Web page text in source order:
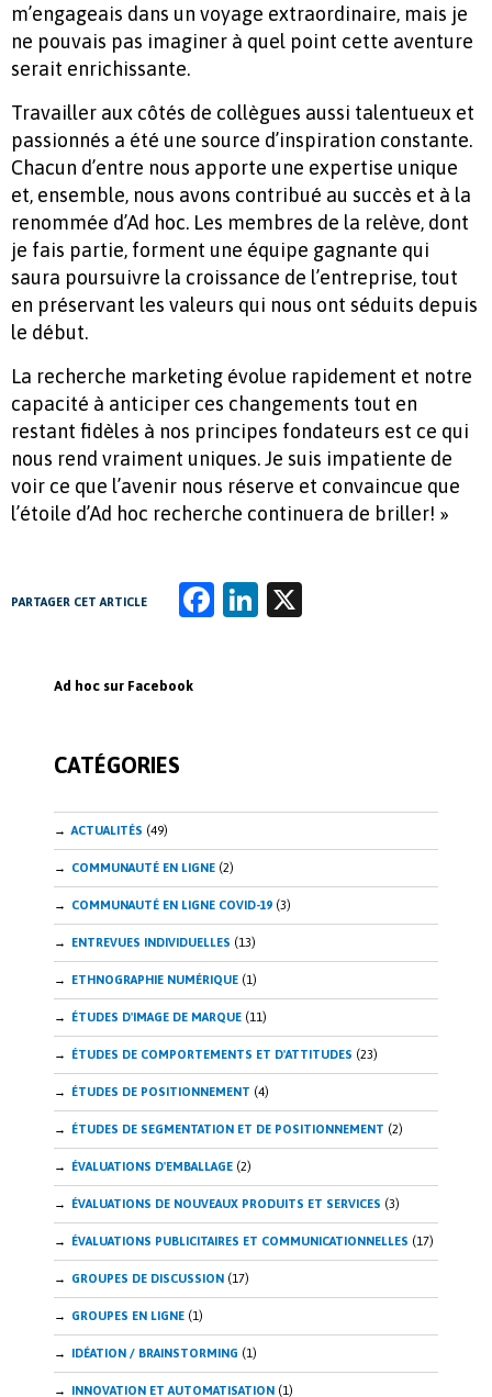
m’engageais dans un voyage extraordinaire, mais je
ne pouvais pas imaginer à quel point cette aventure
serait enrichissante.
Travailler aux côtés de collègues aussi talentueux et
passionnés a été une source d’inspiration constante.
Chacun d’entre nous apporte une expertise unique
et, ensemble, nous avons contribué au succès et à la
renommée d’Ad hoc. Les membres de la relève, dont
je fais partie, forment une équipe gagnante qui
saura poursuivre la croissance de l’entreprise, tout
en préservant les valeurs qui nous ont séduits depuis
le début.
La recherche marketing évolue rapidement et notre
capacité à anticiper ces changements tout en
restant fidèles à nos principes fondateurs est ce qui
nous rend vraiment uniques. Je suis impatiente de
voir ce que l’avenir nous réserve et convaincue que
l’étoile d’Ad hoc recherche continuera de briller! »
PARTAGER CET ARTICLE
Fa Li
Ad hoc sur Facebook
CATÉGORIES
ACTUALITÉS (49)
COMMUNAUTÉ EN LIGNE (2)
COMMUNAUTÉ EN LIGNE COVID-19 (3)
ENTREVUES INDIVIDUELLES (13)
ETHNOGRAPHIE NUMÉRIQUE (1)
ÉTUDES D'IMAGE DE MARQUE (11)
ÉTUDES DE COMPORTEMENTS ET D'ATTITUDES (23)
ÉTUDES DE POSITIONNEMENT (4)
ÉTUDES DE SEGMENTATION ET DE POSITIONNEMENT (2)
ÉVALUATIONS D'EMBALLAGE (2)
ÉVALUATIONS DE NOUVEAUX PRODUITS ET SERVICES (3)
ÉVALUATIONS PUBLICITAIRES ET COMMUNICATIONNELLES (17)
GROUPES DE DISCUSSION (17)
GROUPES EN LIGNE (1)
IDÉATION / BRAINSTORMING (1)
INNOVATION ET AUTOMATISATION (1)